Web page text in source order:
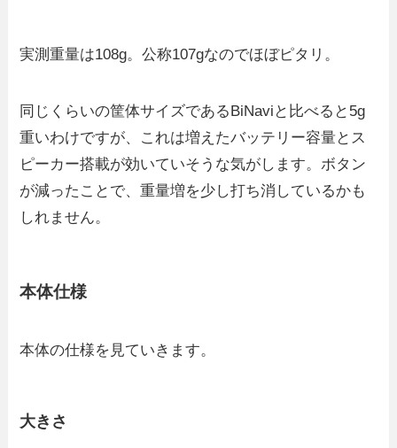
実測重量は108g。公称107gなのでほぼピタリ。
同じくらいの筐体サイズであるBiNaviと比べると5g
重いわけですが、これは増えたバッテリー容量とス
ピーカー搭載が効いていそうな気がします。ボタン
が減ったことで、重量増を少し打ち消しているかも
しれません。
本体仕様
本体の仕様を見ていきます。
大きさ